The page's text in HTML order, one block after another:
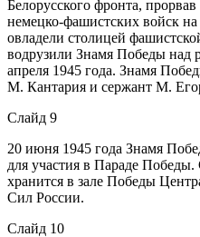
Белорусского фронта,
немецко-фашистских войск
овладели столицей
водрузили Знамя Победы над
апреля 1945 года. Знамя
М. Кантария и сержант М.
Слайд 9
20 июня 1945 года Знамя
для участия в Параде Победы.
хранится в зале Победы
Сил России.
Слайд 10